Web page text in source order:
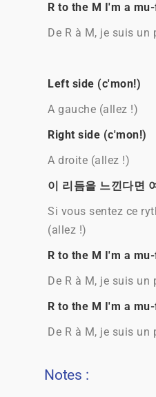
R to the M I'm a
De R à M, je suis
Left side (c'mon!)
A gauche (allez !)
Right side (c'mon!)
A droite (allez !)
이 리듬을 느낀다면
Si vous sentez ce
(allez !)
R to the M I'm a
De R à M, je suis
R to the M I'm a
De R à M, je suis
Notes :